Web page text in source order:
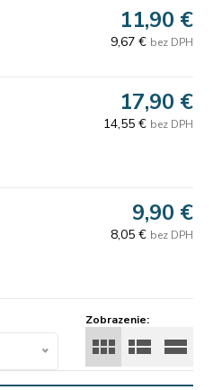
11,90 €
9,67 € bez DPH
17,90 €
14,55 € bez DPH
9,90 €
8,05 € bez DPH
Zobrazenie: